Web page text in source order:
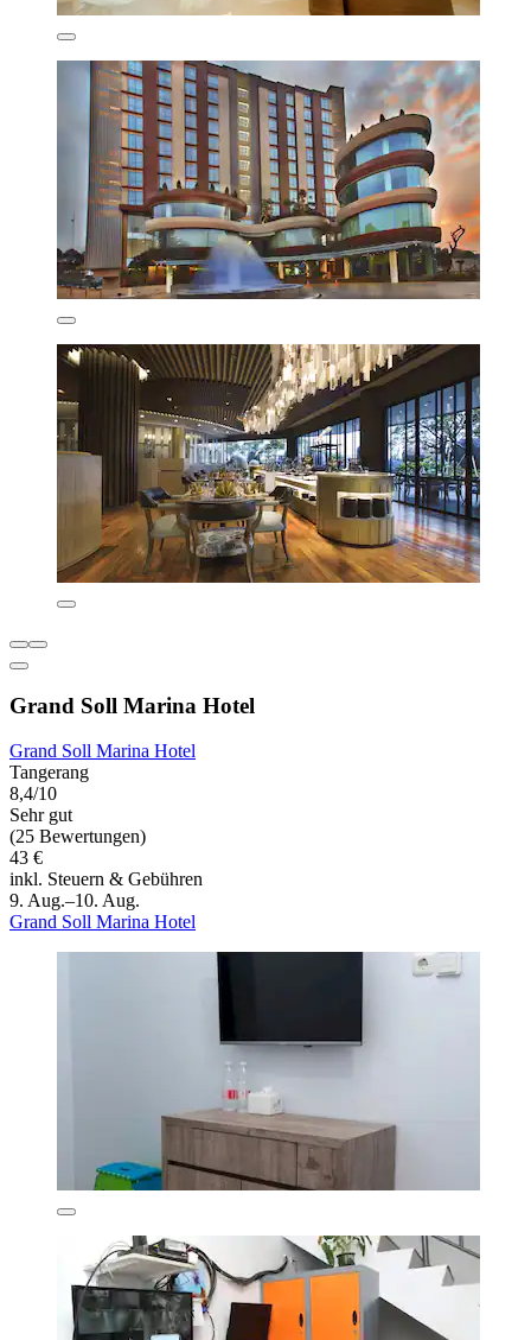
Grand Soll Marina Hotel
Grand Soll Marina Hotel
Tangerang
8,4/10
Sehr gut
(25 Bewertungen)
43 €
inkl. Steuern & Gebühren
9. Aug.–10. Aug.
Grand Soll Marina Hotel